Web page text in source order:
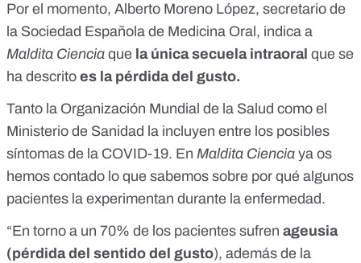
Por el momento, Alberto Moreno López, secretario de
la Sociedad Española de Medicina Oral , indica a
Maldita Ciencia que la única secuela intraoral que se
ha descrito es la pérdida del gusto.
Tanto la Organización Mundial de la Salud como el
Ministerio de Sanidad la incluyen entre los posibles
síntomas de la COVID-19. En Maldita Ciencia ya os
hemos contado lo que sabemos sobre por qué algunos
pacientes la experimentan durante la enfermedad.
“En torno a un 70% de los pacientes sufren ageusia
(pérdida del sentido del gusto), además de la